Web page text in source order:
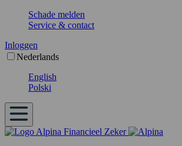
Schade melden
Service & contact
Inloggen
Nederlands
English
Polski